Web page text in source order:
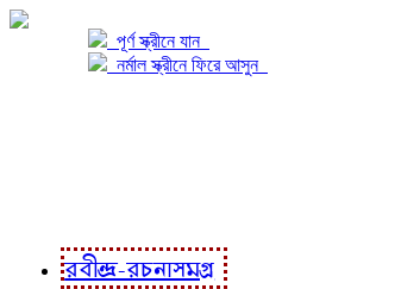
পূর্ণ স্ক্রীনে যান
নর্মাল স্ক্রীনে ফিরে আসুন
রবীন্দ্র-রচনাসমগ্র